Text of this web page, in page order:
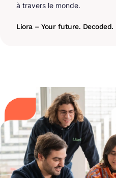
à travers le monde.
Liora – Your future. Decoded.